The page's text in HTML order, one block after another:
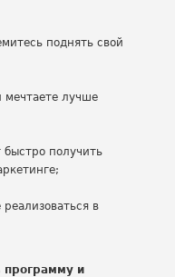
поднять свой
мечтаете лучше
получить
в
программу и